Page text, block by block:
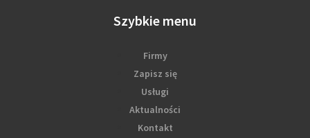
Szybkie menu
Firmy
Zapisz się
Usługi
Aktualności
Kontakt